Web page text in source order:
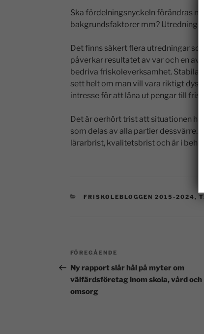
Ska fördelningsnyckeln förändras
bakgrundsfaktorer mm? Utredning
Det finns säkert flera utredningar
påverkar resultatet av var och en av
bedriva friskoleverksamhet. Stabila
sett helt om man vill vara riktigt
intresse för att låna ut pengar till
Det är oerhört trist att situationen
som delas av alla partier dessvärre.
lärarbrist, kvalitetsbrist och är i
FRISKOLEBLOGGEN 2015-2024,
FÖREGÅENDE
Ny rapport slår hål på myter om
välfärdsföretag inom skola, vård och
omsorg